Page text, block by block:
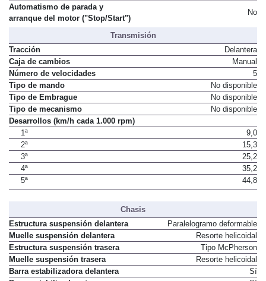
Automatismo de parada y
arranque del motor ("Stop/Start")
No
Transmisión
Tracción
Delantera
Caja de cambios
Manual
Número de velocidades
5
Tipo de mando
No disponible
Tipo de Embrague
No disponible
Tipo de mecanismo
No disponible
Desarrollos (km/h cada 1.000 rpm)
1ª
9,0
2ª
15,3
3ª
25,2
4ª
35,2
5ª
44,8
Chasis
Estructura suspensión delantera
Paralelogramo deformable
Muelle suspensión delantera
Resorte helicoidal
Estructura suspensión trasera
Tipo McPherson
Muelle suspensión trasera
Resorte helicoidal
Barra estabilizadora delantera
Sí